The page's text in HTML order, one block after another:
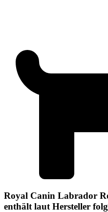
Royal Canin Labrador
enthält laut Hersteller